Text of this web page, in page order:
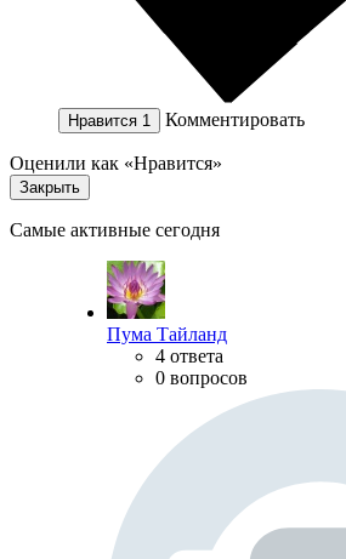
Нравится 1 Комментировать
Оценили как «Нравится»
Закрыть
Самые активные сегодня
Пума Тайланд
4 ответа
0 вопросов